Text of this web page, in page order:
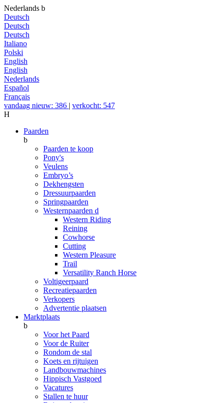
Nederlands b
Deutsch
Deutsch
Deutsch
Italiano
Polski
English
English
Nederlands
Español
Français
vandaag nieuw: 386 | verkocht: 547
H
Paarden
b
Paarden te koop
Pony's
Veulens
Embryo’s
Dekhengsten
Dressuurpaarden
Springpaarden
Westernpaarden d
Western Riding
Reining
Cowhorse
Cutting
Western Pleasure
Trail
Versatility Ranch Horse
Voltigeerpaard
Recreatiepaarden
Verkopers
Advertentie plaatsen
Marktplaats
b
Voor het Paard
Voor de Ruiter
Rondom de stal
Koets en rijtuigen
Landbouwmachines
Hippisch Vastgoed
Vacatures
Stallen te huur